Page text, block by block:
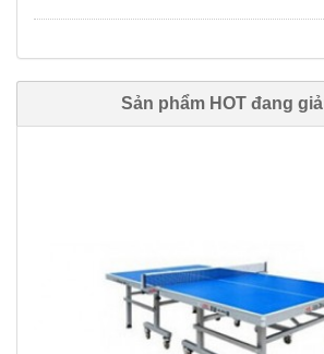
Sản phẩm HOT đang